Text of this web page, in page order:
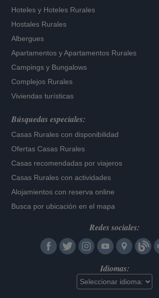
Hoteles y Hoteles Rurales
Hostales Rurales
Albergues
Apartamentos yApartamentos Rurales
Campings y Bungalows
Complejos Rurales
Viviendas turísticas
Búsquedas especiales:
Casas Rurales con disponibilidad
Ofertas Casas Rurales
Casas recomendadas por viajeros
Casas Rurales con actividades
Alojamientos con reserva online
Busca por ubicación en el mapa
Redes sociales:
Idiomas: